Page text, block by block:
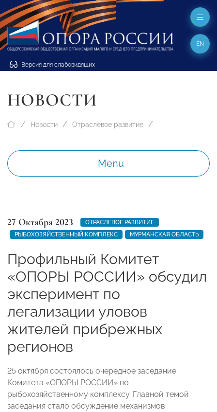
Версия для слабовидящих
EN
НОВОСТИ
Новости Отраслевое развитие
Menu
27 Октября 2023
ОТРАСЛЕВОЕ РАЗВИТИЕ
РЫБОХОЗЯЙСТВЕННЫЙ КОМПЛЕКС
МУРМАНСКАЯ ОБЛАСТЬ
Профильный Комитет
«ОПОРЫ РОССИИ» обсудил
эксперимент по
легализации уловов
жителей прибрежных
регионов
25 октября состоялось очередное заседание
Комитета «ОПОРЫ РОССИИ» по
рыбохозяйственному комплексу. Главной темой
заседания стало обсуждение механизмов